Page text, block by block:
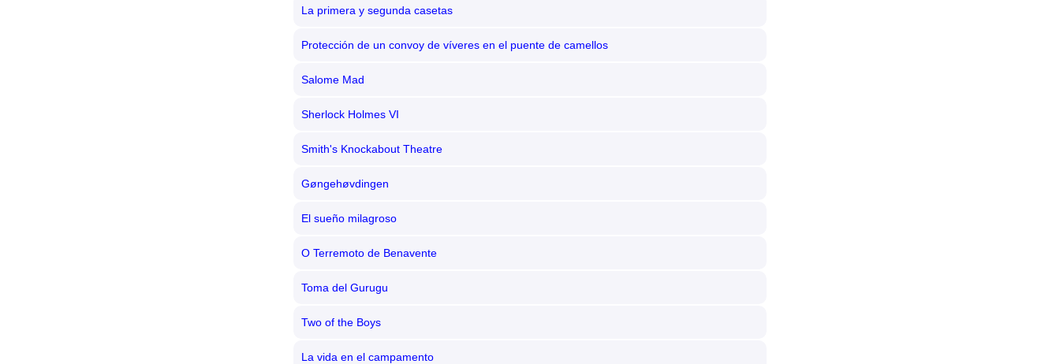
La primera y segunda casetas
Protección de un convoy de víveres en el puente de camellos
Salome Mad
Sherlock Holmes VI
Smith's Knockabout Theatre
Gøngehøvdingen
El sueño milagroso
O Terremoto de Benavente
Toma del Gurugu
Two of the Boys
La vida en el campamento